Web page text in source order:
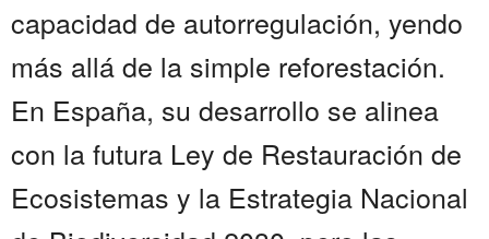
capacidad de autorregulación, yendo
más allá de la simple reforestación.
En España, su desarrollo se alinea
con la futura Ley de Restauración de
Ecosistemas y la Estrategia Nacional